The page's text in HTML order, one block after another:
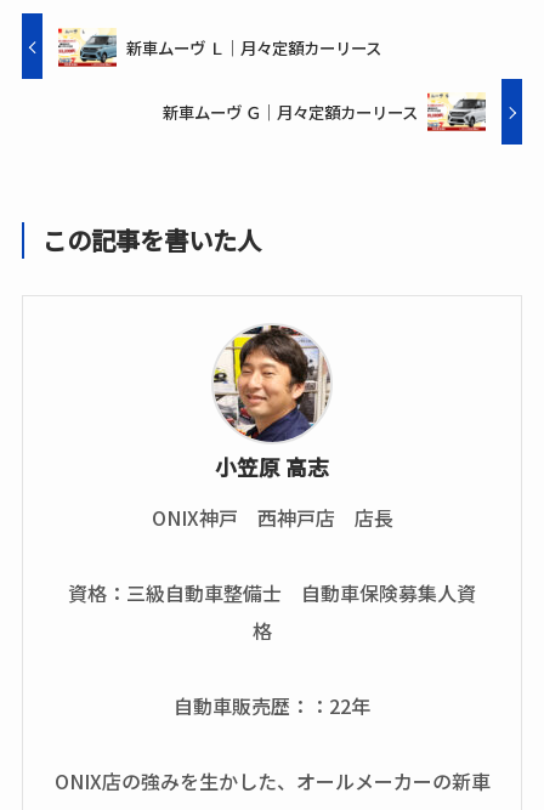
新車ムーヴ Ｌ│月々定額カーリース
新車ムーヴ Ｇ│月々定額カーリース
この記事を書いた人
小笠原 高志
ONIX神戸 西神戸店 店長
資格：三級自動車整備士 自動車保険募集人資
格
自動車販売歴：：22年
ONIX店の強みを生かした、オールメーカーの新車